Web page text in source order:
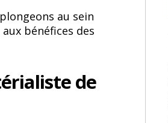
au sein
bénéfices des
de